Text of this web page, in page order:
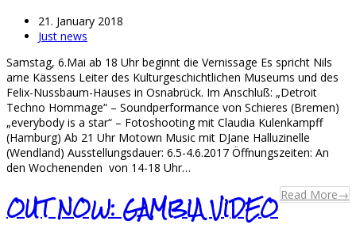
21. January 2018
Just news
Samstag, 6.Mai ab 18 Uhr beginnt die Vernissage Es spricht Nils
arne Kässens Leiter des Kulturgeschichtlichen Museums und des
Felix-Nussbaum-Hauses in Osnabrück. Im Anschluß: „Detroit
Techno Hommage“ – Soundperformance von Schieres (Bremen)
„everybody is a star“ – Fotoshooting mit Claudia Kulenkampff
(Hamburg) Ab 21 Uhr Motown Music mit DJane Halluzinelle
(Wendland) Ausstellungsdauer: 6.5-4.6.2017 Öffnungszeiten: An
den Wochenenden von 14-18 Uhr…
Read More→
OUT NOW: GAMBIA VIDEO